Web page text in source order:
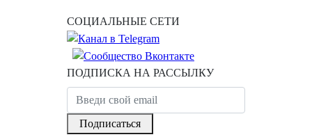
СОЦИАЛЬНЫЕ СЕТИ
ПОДПИСКА НА РАССЫЛКУ
Подписаться